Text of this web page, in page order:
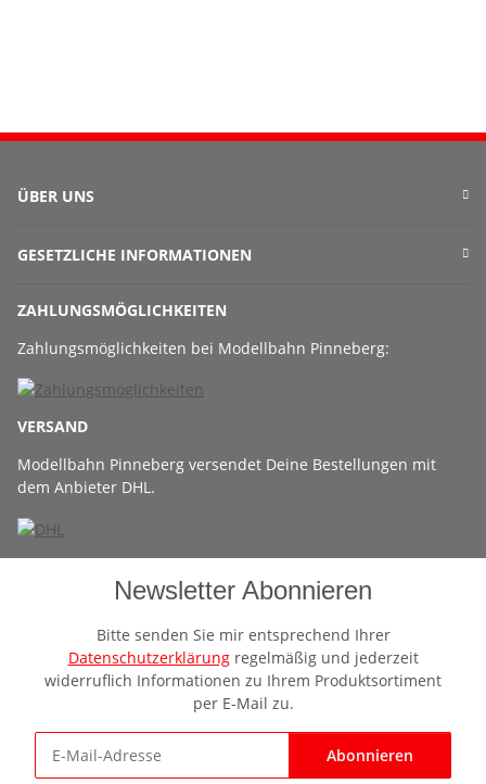
ÜBER UNS
GESETZLICHE INFORMATIONEN
ZAHLUNGSMÖGLICHKEITEN
Zahlungsmöglichkeiten bei Modellbahn Pinneberg:
VERSAND
Modellbahn Pinneberg versendet Deine Bestellungen mit
dem Anbieter DHL.
Newsletter Abonnieren
Bitte senden Sie mir entsprechend Ihrer
Datenschutzerklärungregelmäßig und jederzeit
widerruflich Informationen zu Ihrem Produktsortiment
per E-Mail zu.
Abonnieren